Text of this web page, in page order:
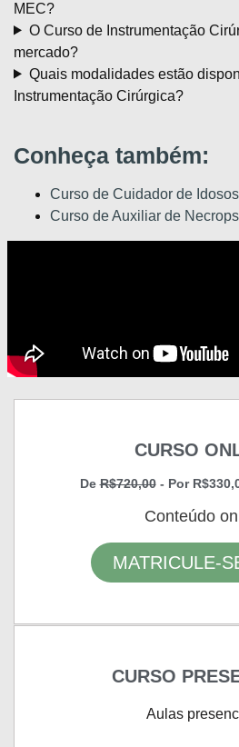
MEC?
O Curso de Instrumentação
mercado?
Quais modalidades estão
Instrumentação Cirúrgica?
Conheça também:
Curso de Cuidador de Idosos
Curso de Auxiliar de
CURSO
DeR$720,00- Por
Conteúdo
MATRICULE-
CURSO
Aulas